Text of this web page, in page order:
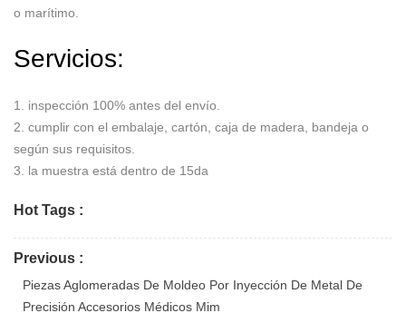
o marítimo.
Servicios:
1. inspección 100% antes del envío.
2. cumplir con el embalaje, cartón, caja de madera, bandeja o
según sus requisitos.
3. la muestra está dentro de 15da
Hot Tags :
Previous :
Piezas Aglomeradas De Moldeo Por Inyección De Metal De
Precisión Accesorios Médicos Mim